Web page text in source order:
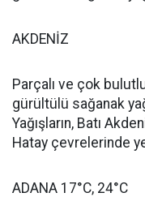
AKDENİZ
Parçalı ve çok
gürültülü sağanak
Yağışların, Batı
Hatay çevrelerinde
ADANA 17°C, 24°C